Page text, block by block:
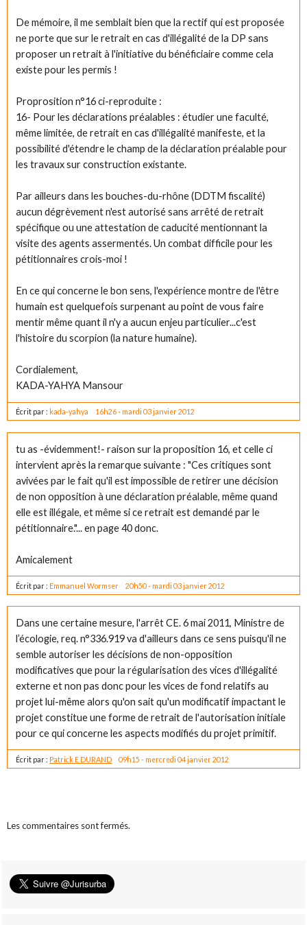
De mémoire, il me semblait bien que la rectif qui est proposée
ne porte que sur le retrait en cas d'illégalité de la DP sans
proposer un retrait à l'initiative du bénéficiaire comme cela
existe pour les permis !
Proprosition n°16 ci-reproduite :
16- Pour les déclarations préalables : étudier une faculté,
même limitée, de retrait en cas d'illégalité manifeste, et la
possibilité d'étendre le champ de la déclaration préalable pour
les travaux sur construction existante.
Par ailleurs dans les bouches-du-rhône (DDTM fiscalité)
aucun dégrèvement n'est autorisé sans arrêté de retrait
spécifique ou une attestation de caducité mentionnant la
visite des agents assermentés. Un combat difficile pour les
pétitionnaires crois-moi !
En ce qui concerne le bon sens, l'expérience montre de l'être
humain est quelquefois surpenant au point de vous faire
mentir même quant il n'y a aucun enjeu particulier...c'est
l'histoire du scorpion (la nature humaine).
Cordialement,
KADA-YAHYA Mansour
Écrit par : kada-yahya 16h26- mardi 03 janvier 2012
tu as -évidemment!- raison sur la proposition 16, et celle ci
intervient après la remarque suivante : "Ces critiques sont
avivées par le fait qu'il est impossible de retirer une décision
de non opposition à une déclaration préalable, même quand
elle est illégale, et même si ce retrait est demandé par le
pétitionnaire."... en page 40 donc.
Amicalement
Écrit par : Emmanuel Wormser 20h50- mardi 03 janvier 2012
Dans une certaine mesure, l'arrêt CE. 6 mai 2011, Ministre de
l’écologie, req. n°336.919 va d'ailleurs dans ce sens puisqu'il ne
semble autoriser les décisions de non-opposition
modificatives que pour la régularisation des vices d'illégalité
externe et non pas donc pour les vices de fond relatifs au
projet lui-même alors qu'on sait qu'un modificatif impactant le
projet constitue une forme de retrait de l'autorisation initiale
pour ce qui concerne les aspects modifiés du projet primitif.
Écrit par : Patrick E DURAND 09h15 - mercredi 04 janvier 2012
Les commentaires sont fermés.